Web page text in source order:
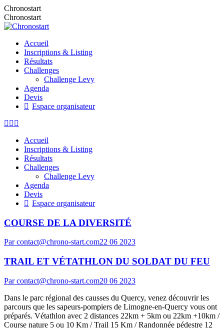
Chronostart
Chronostart
Accueil
Inscriptions & Listing
Résultats
Challenges
Challenge Levy
Agenda
Devis
Espace organisateur
Accueil
Inscriptions & Listing
Résultats
Challenges
Challenge Levy
Agenda
Devis
Espace organisateur
COURSE DE LA DIVERSITÉ
Parcontact@chrono-start.com22 06 2023
TRAIL ET VÉTATHLON DU SOLDAT DU FEU
Parcontact@chrono-start.com20 06 2023
Dans le parc régional des causses du Quercy, venez découvrir les
parcours que les sapeurs-pompiers de Limogne-en-Quercy vous ont
préparés. Vétathlon avec 2 distances 22km + 5km ou 22km +10km /
Course nature 5 ou 10 Km / Trail 15 Km / Randonnée pédestre 12